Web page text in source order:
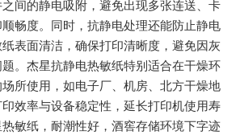
间的静电吸附，避免出现多张连送、卡
畅度。同时，抗静电处理还能防止静电
表面清洁，确保打印清晰度，避免因灰
。杰星抗静电热敏纸特别适合在干燥环
所使用，如电子厂、机房、北方干燥地
效率与设备稳定性，延长打印机使用寿
敏纸，耐潮性好，酒窖存储环境下字迹